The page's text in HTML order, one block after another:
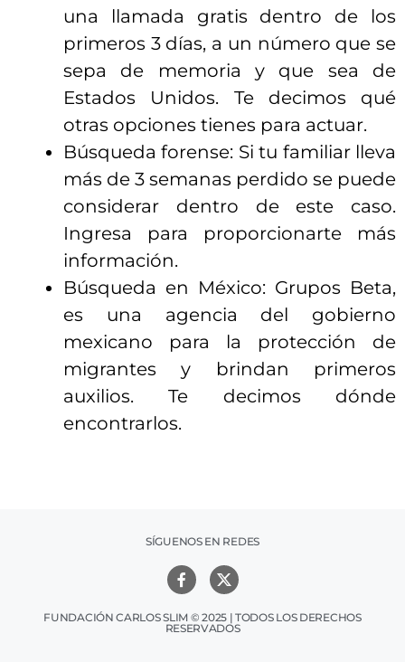
una llamada gratis dentro de los
primeros 3 días, a un número que se
sepa de memoria y que sea de
Estados Unidos. Te decimos qué
otras opciones tienes para actuar.
Búsqueda forense: Si tu familiar lleva
más de 3 semanas perdido se puede
considerar dentro de este caso.
Ingresa para proporcionarte más
información.
Búsqueda en México: Grupos Beta,
es una agencia del gobierno
mexicano para la protección de
migrantes y brindan primeros
auxilios. Te decimos dónde
encontrarlos.
SÍGUENOS EN REDES
FUNDACIÓN CARLOS SLIM © 2025 | TODOS LOS DERECHOS
RESERVADOS